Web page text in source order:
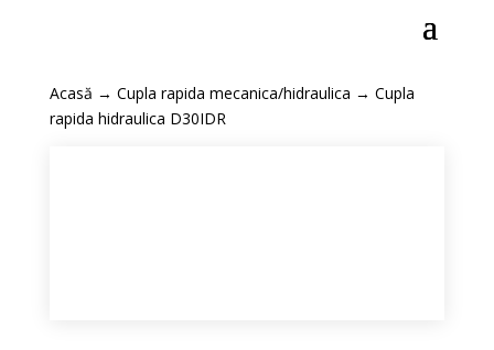
Acasă → Cupla rapida mecanica/hidraulica → Cupla
rapida hidraulica D30IDR